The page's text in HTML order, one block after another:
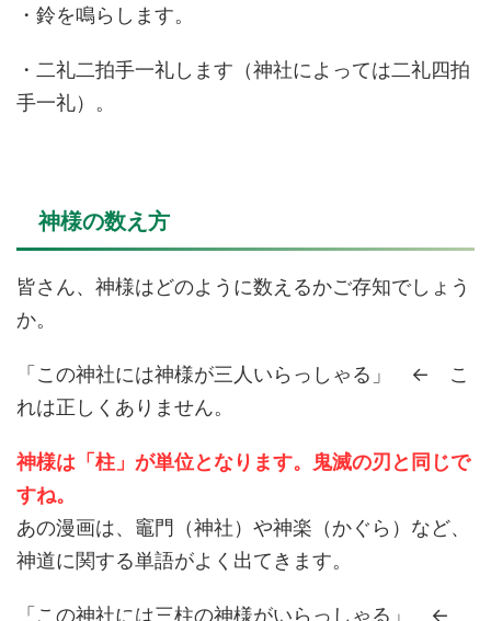
・鈴を鳴らします。
・二礼二拍手一礼します（神社によっては二礼四拍
手一礼）。
神様の数え方
皆さん、神様はどのように数えるかご存知でしょう
か。
「この神社には神様が三人いらっしゃる」 ← こ
れは正しくありません。
神様は「柱」が単位となります。鬼滅の刃と同じで
すね。
あの漫画は、竈門（神社）や神楽（かぐら）など、
神道に関する単語がよく出てきます。
「この神社には三柱の神様がいらっしゃる」 ←